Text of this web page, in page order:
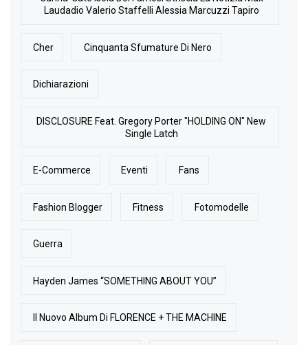
Laudadio Valerio Staffelli Alessia Marcuzzi Tapiro
Cher Cinquanta Sfumature Di Nero
Dichiarazioni
DISCLOSURE Feat. Gregory Porter "HOLDING ON" New
Single Latch
E-Commerce Eventi Fans
Fashion Blogger Fitness Fotomodelle
Guerra
Hayden James “SOMETHING ABOUT YOU”
Il Nuovo Album Di FLORENCE + THE MACHINE